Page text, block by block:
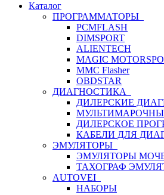
Каталог
ПРОГРАММАТОРЫ
PCMFLASH
DIMSPORT
ALIENTECH
MAGIC
MMC Flasher
OBDSTAR
ДИАГНОСТИКА
ДИЛЕРСКИЕ
ДИЛЕРСКОЕ
КАБЕЛИ ДЛЯ
ЭМУЛЯТОРЫ
ЭМУЛЯТОРЫ
ТАХОГРАФ
AUTOVEI
НАБОРЫ